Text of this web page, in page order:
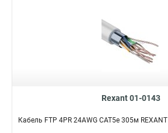
Rexant 01-0143
Кабель FTP 4PR 24AWG CAT5e 305м REXANT